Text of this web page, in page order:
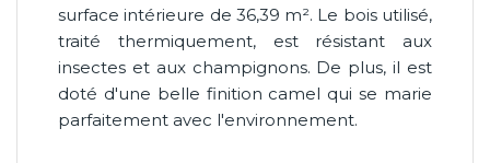
surface intérieure de 36,39 m². Le bois utilisé,
traité thermiquement, est résistant aux
insectes et aux champignons. De plus, il est
doté d'une belle finition camel qui se marie
parfaitement avec l'environnement.